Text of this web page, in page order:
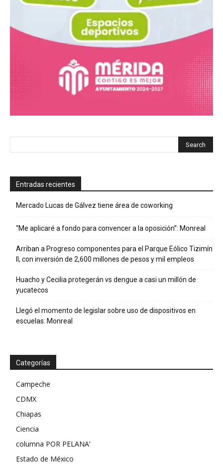
Entradas recientes
Mercado Lucas de Gálvez tiene área de coworking
“Me aplicaré a fondo para convencer a la oposición”: Monreal
Arriban a Progreso componentes para el Parque Eólico Tizimín
II, con inversión de 2,600 millones de pesos y mil empleos
Huacho y Cecilia protegerán vs dengue a casi un millón de
yucatecos
Llegó el momento de legislar sobre uso de dispositivos en
escuelas: Monreal
Categorías
Campeche
CDMX
Chiapas
Ciencia
columna POR PELANA’
Estado de México